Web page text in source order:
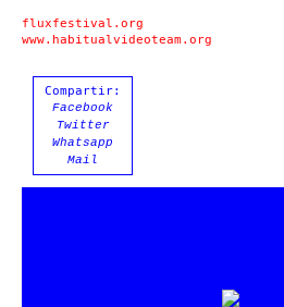
fluxfestival.org
www.habitualvideoteam.org
Compartir:
Facebook
Twitter
Whatsapp
Mail